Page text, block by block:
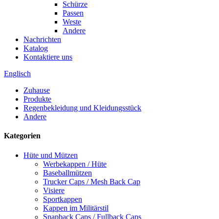
Schürze
Passen
Weste
Andere
Nachrichten
Katalog
Kontaktiere uns
Englisch
Zuhause
Produkte
Regenbekleidung und Kleidungsstück
Andere
Kategorien
Hüte und Mützen
Werbekappen / Hüte
Baseballmützen
Trucker Caps / Mesh Back Cap
Visiere
Sportkappen
Kappen im Militärstil
Snapback Caps / Fullback Caps